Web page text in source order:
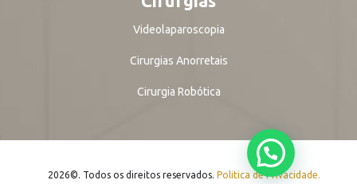
Videolaparoscopia
Cirurgias Anorretais
Cirurgia Robótica
2026©. Todos os direitos reservados. Politica de Privacidade.